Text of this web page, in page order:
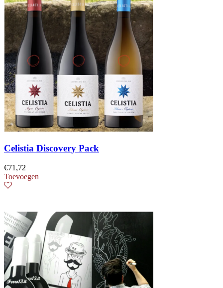
Celistia Discovery Pack
€71,72
Toevoegen